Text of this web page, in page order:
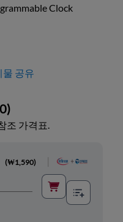
Clock
물 공유
)
조 가격표.
(₩1,590)